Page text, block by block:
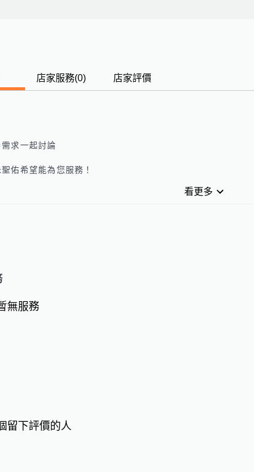
店家服務(0) 店家評價
求一起討論
佑希望能為您服務！
看更多
無服務
留下評價的人